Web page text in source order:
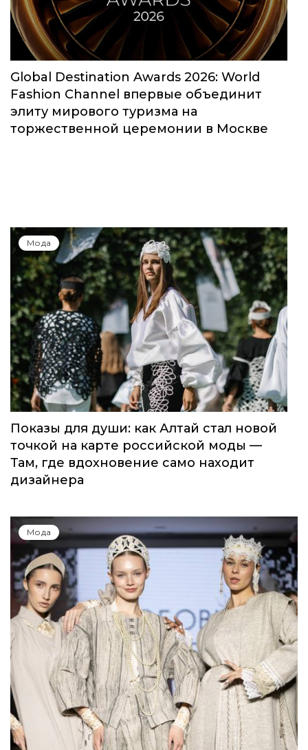
Global Destination Awards 2026: World
Fashion Channel впервые объединит
элиту мирового туризма на
торжественной церемонии в Москве
Мода
Показы для души: как Алтай стал новой
точкой на карте российской моды —
Там, где вдохновение само находит
дизайнера
Мода